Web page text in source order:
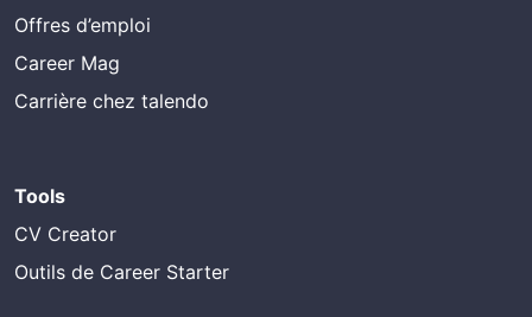
Offres d’emploi
Career Mag
Carrière chez talendo
Tools
CV Creator
Outils de Career Starter